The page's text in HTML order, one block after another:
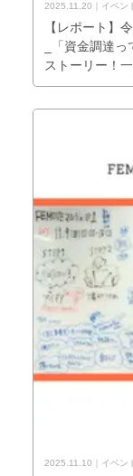
2025.11.20 イベン
【レポート】
_「資金調達
ストーリー！
ョン」
2025.11.10 イベン